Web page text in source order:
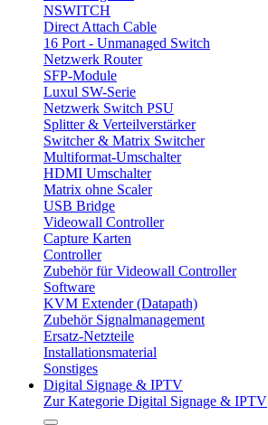
NSWITCH
Direct Attach Cable
16 Port - Unmanaged Switch
Netzwerk Router
SFP-Module
Luxul SW-Serie
Netzwerk Switch PSU
Splitter & Verteilverstärker
Switcher & Matrix Switcher
Multiformat-Umschalter
HDMI Umschalter
Matrix ohne Scaler
USB Bridge
Videowall Controller
Capture Karten
Controller
Zubehör für Videowall Controller
Software
KVM Extender (Datapath)
Zubehör Signalmanagement
Ersatz-Netzteile
Installationsmaterial
Sonstiges
Digital Signage & IPTV
Zur Kategorie Digital Signage & IPTV